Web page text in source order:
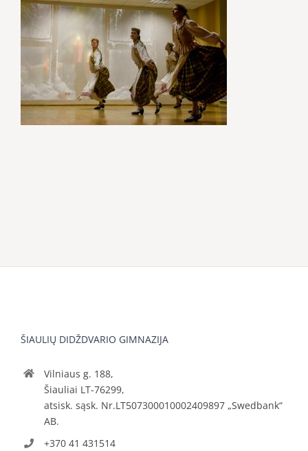
ŠIAULIŲ DIDŽDVARIO GIMNAZIJA
Vilniaus g. 188,
Šiauliai LT-76299,
atsisk. sąsk. Nr.LT507300010002409897 „Swedbank“
AB.
+370 41 431514